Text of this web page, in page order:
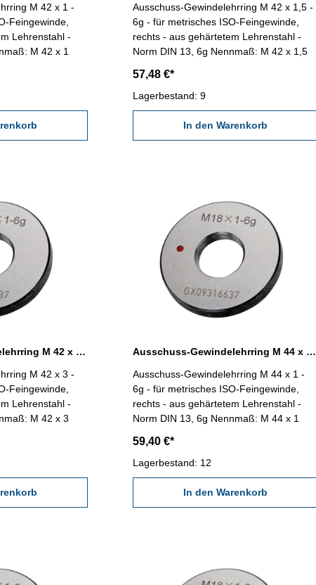
M 42 x 1 -
Feingewinde,
Lehrenstahl -
13, 6g Nennmaß: M 42 x 1
Ausschuss-Gewindelehrring M 42 x 1,5 -
6g - für metrisches ISO-Feingewinde,
rechts - aus gehärtetem Lehrenstahl -
Norm DIN 13, 6g Nennmaß: M 42 x 1,5
57,48 €*
Lagerbestand: 9
In den Warenkorb
Ausschuss-Gewindelehrring M 42 x 3 - 6g DIN 13
M 42 x 3 -
Feingewinde,
Lehrenstahl -
13, 6g Nennmaß: M 42 x 3
Ausschuss-Gewindelehrring M 44 x 1 - 6g DIN 13
Ausschuss-Gewindelehrring M 44 x 1 -
6g - für metrisches ISO-Feingewinde,
rechts - aus gehärtetem Lehrenstahl -
Norm DIN 13, 6g Nennmaß: M 44 x 1
59,40 €*
Lagerbestand: 12
In den Warenkorb